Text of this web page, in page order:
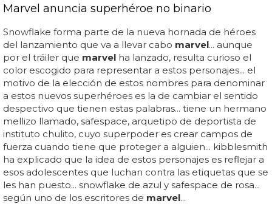
Marvel anuncia superhéroe no binario
Snowflake forma parte de la nueva hornada de héroes
del lanzamiento que va a llevar cabo marvel... aunque
por el tráiler que marvel ha lanzado, resulta curioso el
color escogido para representar a estos personajes... el
motivo de la elección de estos nombres para denominar
a estos nuevos superhéroes es la de cambiar el sentido
despectivo que tienen estas palabras... tiene un hermano
mellizo llamado, safespace, arquetipo de deportista de
instituto chulito, cuyo superpoder es crear campos de
fuerza cuando tiene que proteger a alguien... kibblesmith
ha explicado que la idea de estos personajes es reflejar a
esos adolescentes que luchan contra las etiquetas que se
les han puesto... snowflake de azul y safespace de rosa...
según uno de los escritores de marvel...